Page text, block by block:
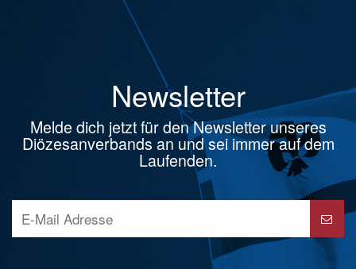
Newsletter
Melde dich jetzt für den Newsletter unseres
Diözesanverbands an und sei immer auf dem
Laufenden.